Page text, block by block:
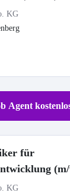
KG
Agent
für
KG